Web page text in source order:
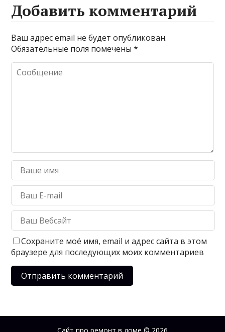
Добавить комментарий
Ваш адрес email не будет опубликован.
Обязательные поля помечены*
Сохраните моё имя, email и адрес сайта в этом
браузере для последующих моих комментариев